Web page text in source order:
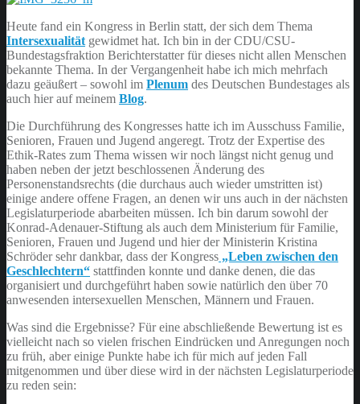
Heute fand ein Kongress in Berlin statt, der sich dem Thema
Intersexualität gewidmet hat. Ich bin in der CDU/CSU-
Bundestagsfraktion Berichterstatter für dieses nicht allen Menschen
bekannte Thema. In der Vergangenheit habe ich mich mehrfach
dazu geäußert – sowohl im Plenum des Deutschen Bundestages als
auch hier auf meinem Blog.
Die Durchführung des Kongresses hatte ich im Ausschuss Familie,
Senioren, Frauen und Jugend angeregt. Trotz der Expertise des
Ethik-Rates zum Thema wissen wir noch längst nicht genug und
haben neben der jetzt beschlossenen Änderung des
Personenstandsrechts (die durchaus auch wieder umstritten ist)
einige andere offene Fragen, an denen wir uns auch in der nächsten
Legislaturperiode abarbeiten müssen. Ich bin darum sowohl der
Konrad-Adenauer-Stiftung als auch dem Ministerium für Familie,
Senioren, Frauen und Jugend und hier der Ministerin Kristina
Schröder sehr dankbar, dass der Kongress „Leben zwischen den
Geschlechtern“ stattfinden konnte und danke denen, die das
organisiert und durchgeführt haben sowie natürlich den über 70
anwesenden intersexuellen Menschen, Männern und Frauen.
Was sind die Ergebnisse? Für eine abschließende Bewertung ist es
vielleicht nach so vielen frischen Eindrücken und Anregungen noch
zu früh, aber einige Punkte habe ich für mich auf jeden Fall
mitgenommen und über diese wird in der nächsten Legislaturperiode
zu reden sein: